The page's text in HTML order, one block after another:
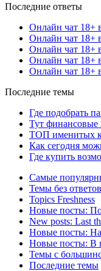
Последние ответы
Онлайн чат 18+
Онлайн чат 18+
Онлайн чат 18+
Онлайн чат 18+
Онлайн чат 18+
Последние темы
Где подобрать
Тут
ТОП именитых
Как сегодня
Где купить
Самые
Темы без ответов
Topics Freshness
Новые посты:
New posts: Last
Новые посты:
Новые посты: В
Темы с
Последние темы